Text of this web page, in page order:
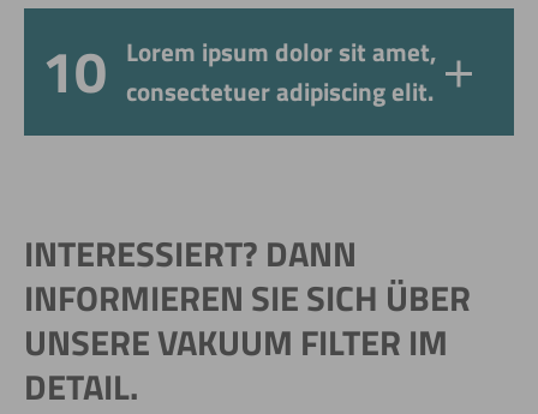
Lorem ipsum dolor sit amet,
consectetuer adipiscing elit.
INTERESSIERT? DANN
INFORMIEREN SIE SICH ÜBER
UNSERE VAKUUM FILTER IM
DETAIL.